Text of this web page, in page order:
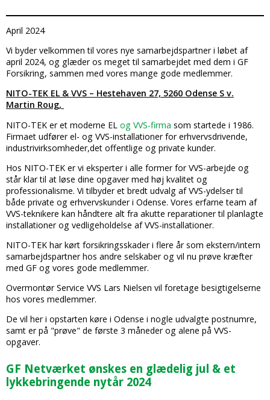
April 2024
Vi byder velkommen til vores nye samarbejdspartner i løbet af
april 2024, og glæder os meget til samarbejdet med dem i GF
Forsikring, sammen med vores mange gode medlemmer.
NITO-TEK EL & VVS – Hestehaven 27, 5260 Odense S v.
Martin Roug,
NITO-TEK er et moderne EL og VVS-firm​a som startede i 1986.​​
Firmaet udfører el- og VVS-installationer for erhvervsdrivende,
industrivirksomheder,det offentlige og private kunder.​​
Hos NITO-TEK er vi eksperter i alle former for VVS-arbejde og
står klar til at løse dine opgaver med høj kvalitet og
professionalisme. Vi tilbyder et bredt udvalg af VVS-ydelser til
både private og erhvervskunder i Odense. Vores erfarne team af
VVS-teknikere kan håndtere alt fra akutte reparationer til planlagte
installationer og vedligeholdelse af VVS-installationer.
NITO-TEK har kørt forsikringsskader i flere år som ekstern/intern
samarbejdspartner hos andre selskaber og vil nu prøve kræfter
med GF og vores gode medlemmer.
Overmontør Service VVS Lars Nielsen vil foretage besigtigelserne
hos vores medlemmer.
De vil her i opstarten køre i Odense i nogle udvalgte postnumre,
samt er på "prøve" de første 3 måneder og alene på VVS-
opgaver.
GF Netværket ønskes en glædelig jul & et
lykkebringende nytår 2024